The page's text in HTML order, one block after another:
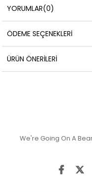
YORUMLAR(0)
ÖDEME SEÇENEKLERI
ÜRÜN ÖNERILERI
We're Going On A